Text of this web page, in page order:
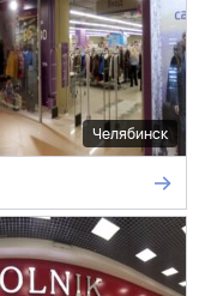
Челябинск